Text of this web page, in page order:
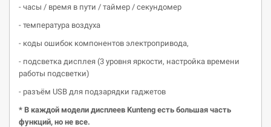
- часы / время в пути / таймер / секундомер
- температура воздуха
- коды ошибок компонентов электропривода,
- подсветка дисплея (3 уровня яркости, настройка времени
работы подсветки)
- разъём USB для подзарядки гаджетов
* В каждой модели дисплеев Kunteng есть большая часть
функций, но не все.